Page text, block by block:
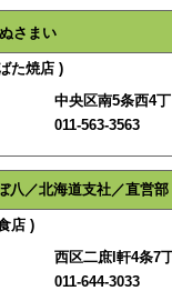
さまい
た焼店 )
中央区南5条西4
011-563-3563
八／北海道支社／直営部
店 )
西区二庶l軒4条7
011-644-3033